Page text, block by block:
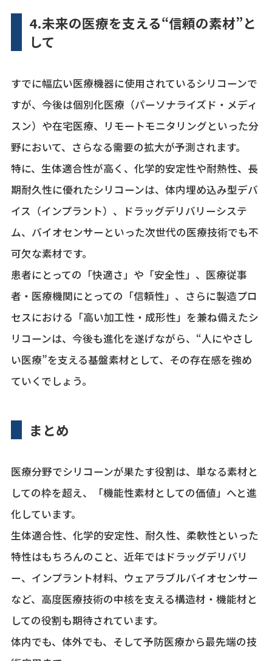
4.未来の医療を支える“信頼の素材”と
して
すでに幅広い医療機器に使用されているシリコーンで
すが、今後は個別化医療（パーソナライズド・メディ
スン）や在宅医療、リモートモニタリングといった分
野において、さらなる需要の拡大が予測されます。
特に、生体適合性が高く、化学的安定性や耐熱性、長
期耐久性に優れたシリコーンは、体内埋め込み型デバ
イス（インプラント）、ドラッグデリバリーシステ
ム、バイオセンサーといった次世代の医療技術でも不
可欠な素材です。
患者にとっての「快適さ」や「安全性」、医療従事
者・医療機関にとっての「信頼性」、さらに製造プロ
セスにおける「高い加工性・成形性」を兼ね備えたシ
リコーンは、今後も進化を遂げながら、“人にやさし
い医療”を支える基盤素材として、その存在感を強め
ていくでしょう。
まとめ
医療分野でシリコーンが果たす役割は、単なる素材と
しての枠を超え、「機能性素材としての価値」へと進
化しています。
生体適合性、化学的安定性、耐久性、柔軟性といった
特性はもちろんのこと、近年ではドラッグデリバリ
ー、インプラント材料、ウェアラブルバイオセンサー
など、高度医療技術の中核を支える構造材・機能材と
しての役割も期待されています。
体内でも、体外でも、そして予防医療から最先端の技